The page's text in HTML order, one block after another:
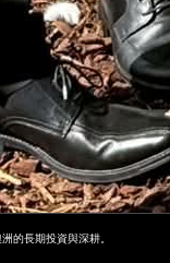
的長期投資與深耕。